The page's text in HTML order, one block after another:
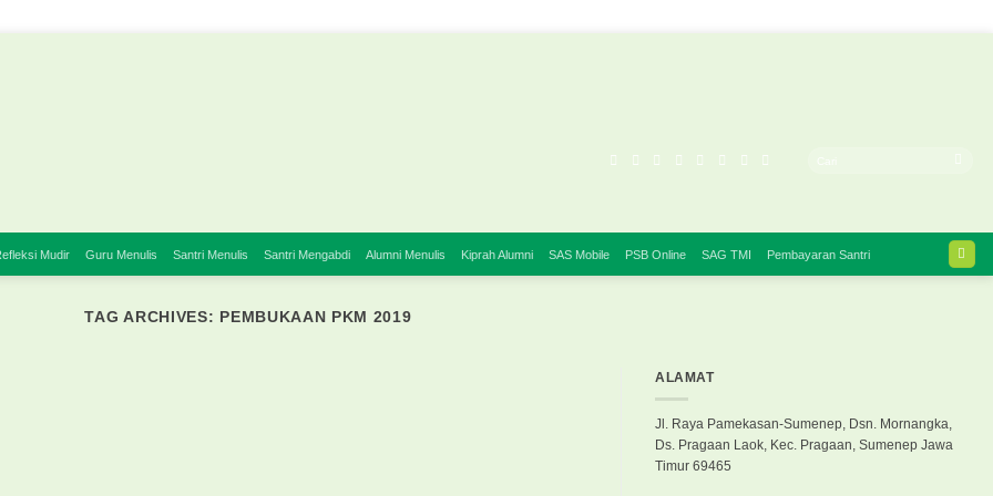
Mudir Guru Menulis Santri Menulis Santri Mengabdi Alumni Menulis Kiprah Alumni SAS Mobile PSB Online SAG TMI Pembayaran Santri
TAG ARCHIVES: PEMBUKAAN PKM 2019
ALAMAT
Jl. Raya Pamekasan-Sumenep, Dsn. Mornangka,
Ds. Pragaan Laok, Kec. Pragaan, Sumenep Jawa
Timur 69465